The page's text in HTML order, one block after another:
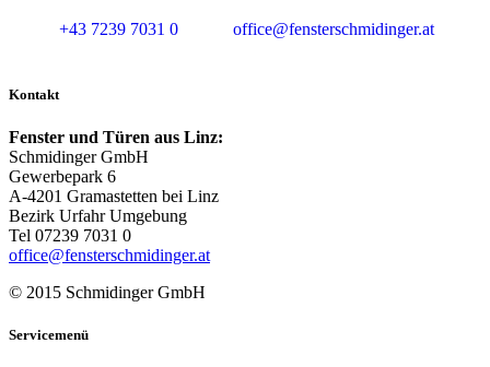
+43 7239 7031 0 office@fensterschmidinger.at
Kontakt
Fenster und Türen aus Linz:
Schmidinger GmbH
Gewerbepark 6
A-4201 Gramastetten bei Linz
Bezirk Urfahr Umgebung
Tel 07239 7031 0
office@fensterschmidinger.at
© 2015 Schmidinger GmbH
Servicemenü